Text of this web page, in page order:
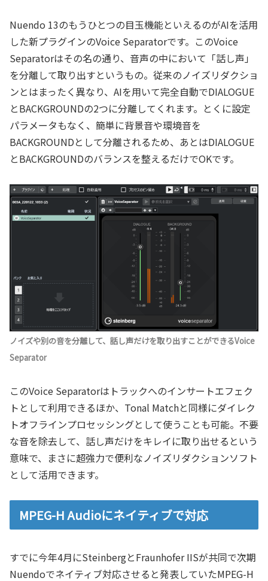
Nuendo 13のもうひとつの目玉機能といえるのがAIを活用
した新プラグインのVoice Separatorです。このVoice
Separatorはその名の通り、音声の中において「話し声」
を分離して取り出すというもの。従来のノイズリダクショ
ンとはまったく異なり、AIを用いて完全自動でDIALOGUE
とBACKGROUNDの2つに分離してくれます。とくに設定
パラメータもなく、簡単に背景音や環境音を
BACKGROUNDとして分離されるため、あとはDIALOGUE
とBACKGROUNDのバランスを整えるだけでOKです。
ノイズや別の音を分離して、話し声だけを取り出すことができるVoice
Separator
このVoice Separatorはトラックへのインサートエフェク
トとして利用できるほか、Tonal Matchと同様にダイレク
トオフラインプロセッシングとして使うことも可能。不要
な音を除去して、話し声だけをキレイに取り出せるという
意味で、まさに超強力で便利なノイズリダクションソフト
として活用できます。
MPEG-H Audioにネイティブで対応
すでに今年4月にSteinbergとFraunhofer IISが共同で次期
Nuendoでネイティブ対応させると発表していたMPEG-H